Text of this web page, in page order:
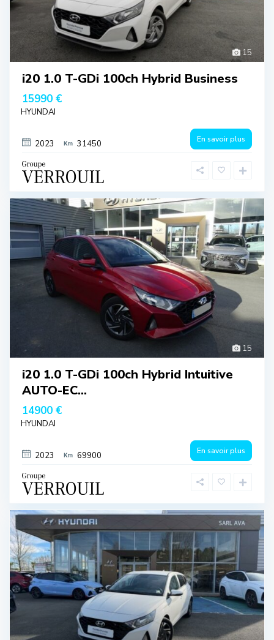
15
i20 1.0 T-GDi 100ch Hybrid Business
15990 €
HYUNDAI
2023 31450 En savoir plus
15
i20 1.0 T-GDi 100ch Hybrid Intuitive
AUTO-EC...
14900 €
HYUNDAI
2023 69900 En savoir plus